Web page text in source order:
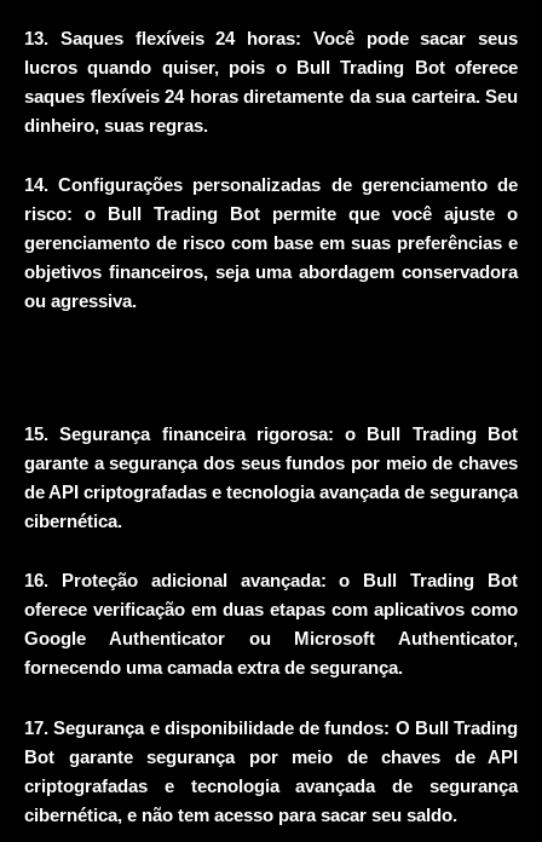
13. Saques flexíveis 24 horas: Você pode sacar seus
lucros quando quiser, pois o Bull Trading Bot oferece
saques flexíveis 24 horas diretamente da sua carteira. Seu
dinheiro, suas regras.
14. Configurações personalizadas de gerenciamento de
risco: o Bull Trading Bot permite que você ajuste o
gerenciamento de risco com base em suas preferências e
objetivos financeiros, seja uma abordagem conservadora
ou agressiva.
15. Segurança financeira rigorosa: o Bull Trading Bot
garante a segurança dos seus fundos por meio de chaves
de API criptografadas e tecnologia avançada de segurança
cibernética.
16. Proteção adicional avançada: o Bull Trading Bot
oferece verificação em duas etapas com aplicativos como
Google Authenticator ou Microsoft Authenticator,
fornecendo uma camada extra de segurança.
17. Segurança e disponibilidade de fundos: O Bull Trading
Bot garante segurança por meio de chaves de API
criptografadas e tecnologia avançada de segurança
cibernética, e não tem acesso para sacar seu saldo.